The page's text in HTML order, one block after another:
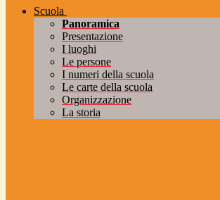
Scuola
Panoramica
Presentazione
I luoghi
Le persone
I numeri della scuola
Le carte della scuola
Organizzazione
La storia